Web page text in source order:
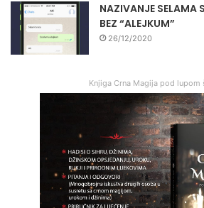
NAZIVANJE SELAMA
BEZ “ALEJKUM”
26/12/2020
Knjiga Crna Magija pod lupom